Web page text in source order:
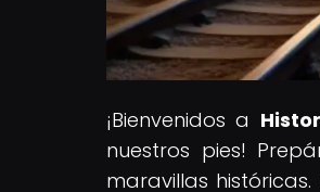
¡Bienvenidos a
nuestros pies!
maravillas